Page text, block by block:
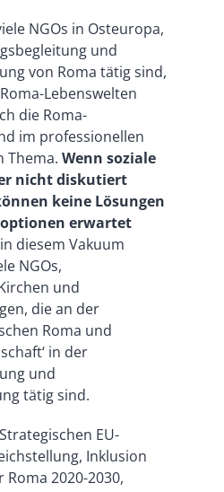
NGOs in Osteuropa,
und
von Roma tätig sind,
Lebenswelten
die Roma-
im professionellen
Thema. Wenn soziale
nicht diskutiert
keine Lösungen
erwartet
diesem Vakuum
NGOs,
und
die an der
Roma und
in der
und
tätig sind.
EU-
Inklusion
2020-2030,